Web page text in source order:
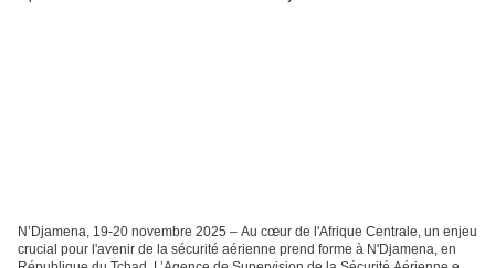
N’Djamena, 19-20 novembre 2025 – Au cœur de l'Afrique Centrale, un enjeu
crucial pour l'avenir de la sécurité aérienne prend forme à N'Djamena, en